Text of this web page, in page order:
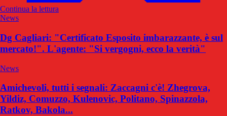
Continua la lettura
News
Dg Cagliari: "Certificato Esposito imbarazzante, è sul
mercato!". L'agente: "Si vergogni, ecco la verità"
News
Amichevoli, tutti i segnali: Zaccagni c'è! Zhegrova,
Yildiz, Comuzzo, Kulenovic, Politano, Spinazzola,
Ratkov, Bakola...